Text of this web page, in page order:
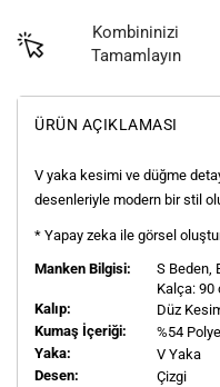
Kombininizi
Tamamlayın
ÜRÜN AÇIKLAMASI
V yaka kesimi ve düğme
desenleriyle modern bir stil
* Yapay zeka ile görsel
Manken Bilgisi:
S Beden,
Kalça: 90
Kalıp:
Düz
Kumaş İçeriği:
%54
Yaka:
V Yaka
Desen:
Çizgi